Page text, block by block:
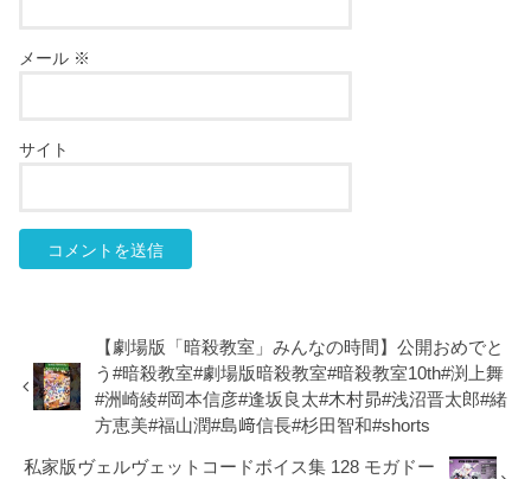
メール ※
サイト
【劇場版「暗殺教室」みんなの時間】公開おめでと
う#暗殺教室#劇場版暗殺教室#暗殺教室10th#渕上舞
#洲崎綾#岡本信彦#逢坂良太#木村昴#浅沼晋太郎#緒
方恵美#福山潤#島﨑信長#杉田智和#shorts
私家版ヴェルヴェットコードボイス集 128 モガドー